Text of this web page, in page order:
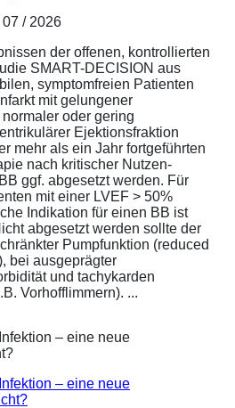
/ 2026
der offenen, kontrollierten
SMART-DECISION aus
symptomfreien Patienten
mit gelungener
oder gering
Ejektionsfraktion
mehr als ein Jahr fortgeführten
nach kritischer Nutzen-
ggf. abgesetzt werden. Für
mit einer LVEF > 50%
Indikation für einen BB ist
abgesetzt werden sollte der
Pumpfunktion (reduced
bei ausgeprägter
und tachykarden
Vorhofflimmern). ...
– eine neue